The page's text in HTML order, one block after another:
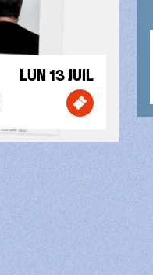
LUN 13 JUIL
Billetterie